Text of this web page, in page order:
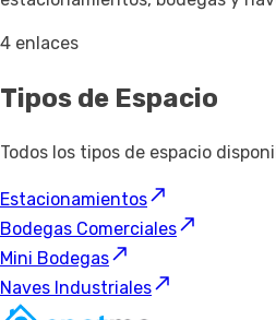
4 enlaces
Tipos de Espacio
Todos los tipos de espacio
Estacionamientos
Bodegas Comerciales
Mini Bodegas
Naves Industriales